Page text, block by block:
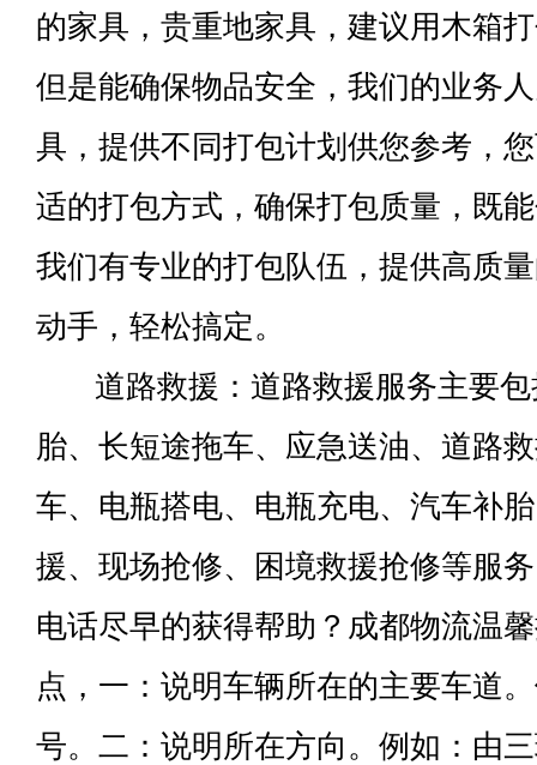
的家具，贵重地家具，建议用木箱
但是能确保物品安全，我们的业务
具，提供不同打包计划供您参考，
适的打包方式，确保打包质量，既
我们有专业的打包队伍，提供高质
动手，轻松搞定。
道路救援：道路救援服务主要包
胎、长短途拖车、应急送油、道路
车、电瓶搭电、电瓶充电、汽车补
援、现场抢修、困境救援抢修等服
电话尽早的获得帮助？成都物流温
点，一：说明车辆所在的主要车道
号。二：说明所在方向。例如：由